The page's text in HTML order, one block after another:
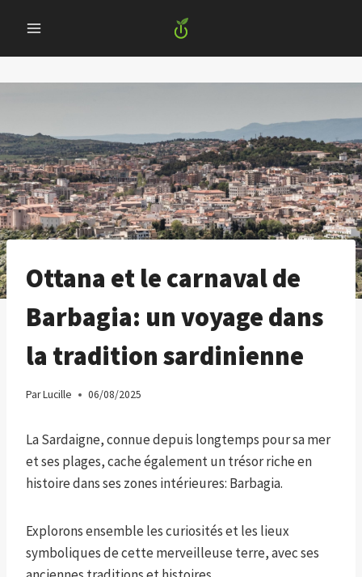
content
Ottana et le carnaval de
Barbagia: un voyage dans
la tradition sardinienne
ParLucille 06/08/2025
La Sardaigne, connue depuis longtemps pour sa mer
et ses plages, cache également un trésor riche en
histoire dans ses zones intérieures: Barbagia.
Explorons ensemble les curiosités et les lieux
symboliques de cette merveilleuse terre, avec ses